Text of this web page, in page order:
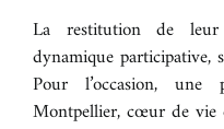
CONTACT
La restitution de
dynamique participative,
Pour l’occasion,
Montpellier, cœur de vie